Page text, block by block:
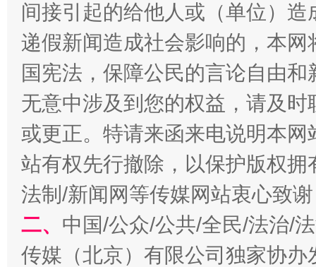
“刷贴”乱象丛生
生
间接引起的给他人或（单位）
递假新闻造成社会影响的，本
国宪法，保障公民的言论自由
无意中涉及到您的权益，请及
或更正。特请来函来电说明本
站有权先行撤除，以保护版权
法制/新闻网等传媒网站衷心致
二、 中国/公众/公共/全民/法治/
传媒（北京）有限公司独家协